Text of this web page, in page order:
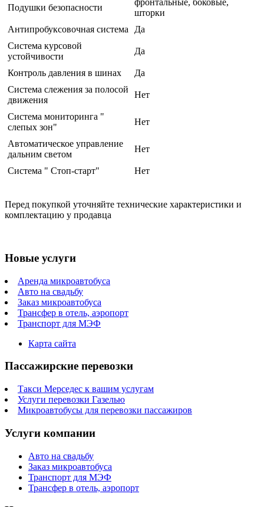
Подушки безопасности
фронтальные, боковые,
шторки
Антипробуксовочная система
Да
Система курсовой
устойчивости
Да
Контроль давления в шинах
Да
Система слежения за полосой
движения
Нет
Система мониторинга "
слепых зон"
Нет
Автоматическое управление
дальним светом
Нет
Система " Стоп-старт" Нет
Перед покупкой уточняйте технические характеристики и
комплектацию у продавца
Новые услуги
Аренда микроавтобуса
Авто на свадьбу
Заказ микроавтобуса
Трансфер в отель, аэропорт
Транспорт для МЭФ
Карта сайта
Пассажирские перевозки
Такси Мерседес к вашим услугам
Услуги перевозки Газелью
Микроавтобусы для перевозки пассажиров
Услуги компании
Авто на свадьбу
Заказ микроавтобуса
Транспорт для МЭФ
Трансфер в отель, аэропорт